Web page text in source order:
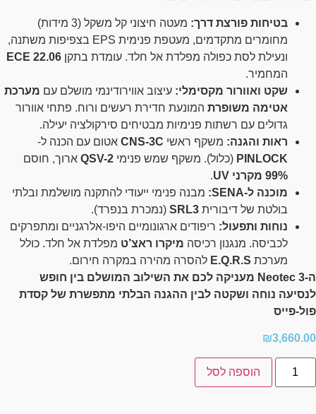
בטיחות פורצת דרך:
מעטה חיצוני קל משקל (3 מידות)
מחומרים מתקדמים, מעטפת פנימית EPS בצפיפות משתנה,
ונעילת לסת כפולה מפלדת אל חלד. עומדת בתקן ECE 22.06
המחמיר.
שקט ואוורור מקסימלי: עיצוב אווירודינמי מושלם עם מערכת
אטימה משופרת המונעת חדירת רעשים ורוח. פתחי אוורור
גדולים עם רשתות פנימיות מבטיחים סירקולציה יעילה.
ראות והגנה: משקף ראשי CNS-3C אטום עם הכנה ל-
PINLOCK (כלול). משקף שמש פנימי QSV-2 ארוך, חוסם
99% מקרני UV
.
מוכנה ל-SENA:
מבנה פנימי ייעודי להתקנה מושלמת ובלתי
בולטת של דיבורית SRL3 (נמכרת בנפרד).
נוחות ותפעול: ריפודים ארגונומיים היפו-אלרגניים ומתפרקים
לכביסה. מנגנון רכיסה מיקרו ראצ’ט מפלדת אל חלד. כולל
מערכת E.Q.R.S להסרה מהירה במקרה חירום.
ה-Neotec 3 מעניקה לכם את השילוב המושלם בין חופש
לנסיעה נוחה ושקטה לבין ההגנה הבלתי מתפשרת של קסדת
פול-פייס
₪3,660.00
הוספה לסל